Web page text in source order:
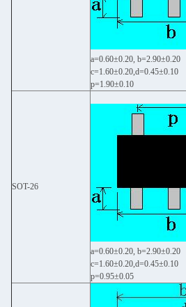
a=0.60±0.20, b=2.90±0.20
c=1.60±0.20,d=0.45±0.10
p=1.90±0.10
SOT-26
a=0.60±0.20, b=2.90±0.20
c=1.60±0.20,d=0.45±0.10
p=0.95±0.05